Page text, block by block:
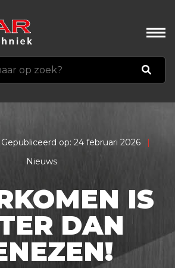
Gepubliceerd op: 24 februari 2026
Nieuws
IS
DAN